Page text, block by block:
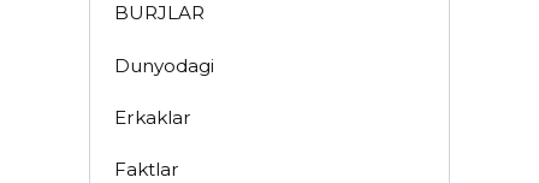
BURJLAR
Dunyodagi
Erkaklar
Faktlar